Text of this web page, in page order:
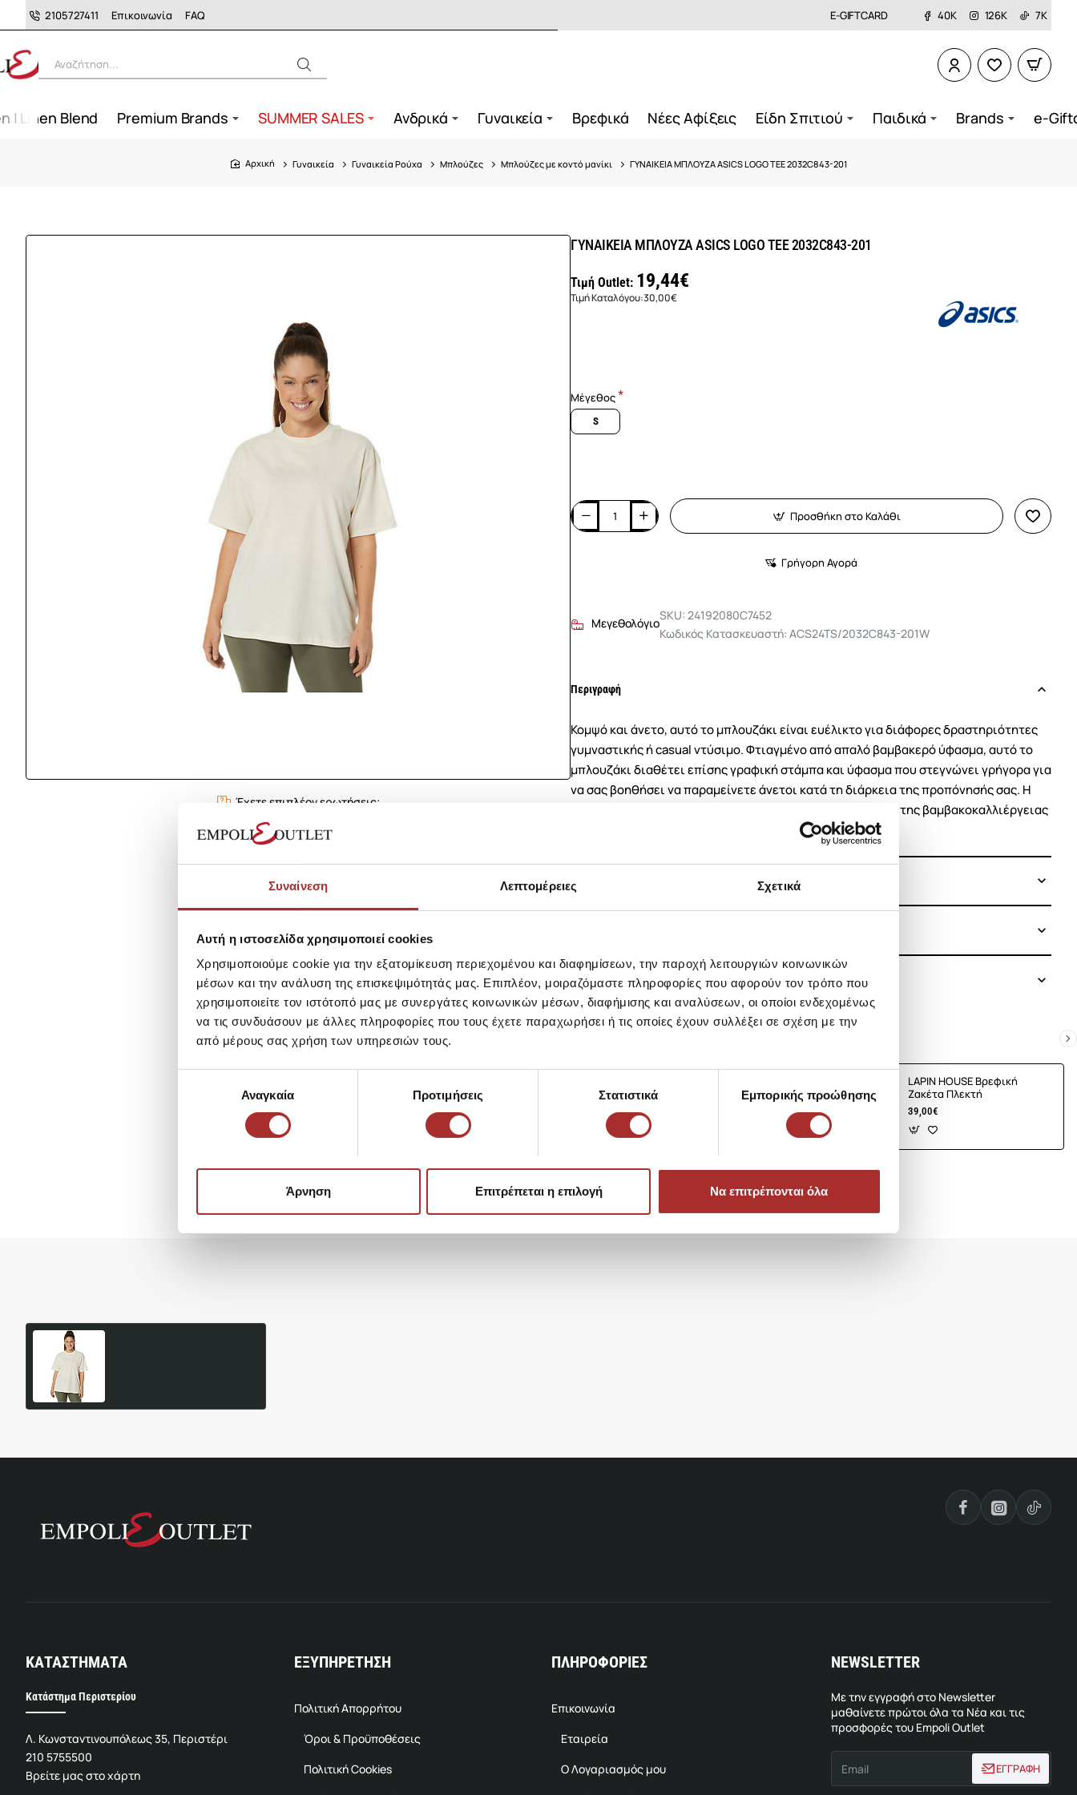
Συναίνεση Λεπτομέρειες Σχετικά
Αυτή η ιστοσελίδα χρησιμοποιεί cookies
Χρησιμοποιούμε cookie για την εξατομίκευση περιεχομένου και διαφημίσεων, την παροχή λειτουργιών κοινωνικών
μέσων και την ανάλυση της επισκεψιμότητάς μας. Επιπλέον, μοιραζόμαστε πληροφορίες που αφορούν τον τρόπο που
χρησιμοποιείτε τον ιστότοπό μας με συνεργάτες κοινωνικών μέσων, διαφήμισης και αναλύσεων, οι οποίοι ενδεχομένως
να τις συνδυάσουν με άλλες πληροφορίες που τους έχετε παραχωρήσει ή τις οποίες έχουν συλλέξει σε σχέση με την
από μέρους σας χρήση των υπηρεσιών τους.
συγκατάθεσηςΑναγκαία Προτιμήσεις Στατιστικά Εμπορικής προώθησης
Άρνηση Επιτρέπεται η επιλογή Να επιτρέπονται όλα
2105727411 Επικοινωνία FAQ E-GIFTCARD 40K 126K 7K
Αναζήτηση...
| Linen Blend Premium Brands SUMMER SALES Ανδρικά Γυναικεία Βρεφικά Νέες Αφίξεις Είδη Σπιτιού Παιδικά Brands e-
home
Γυναικεία Γυναικεία Ρούχα Μπλούζες Μπλούζες με κοντό μανίκι ΓΥΝΑΙΚΕΙΑ ΜΠΛΟΥΖΑ ASICS LOGO TEE 2032C843-201
Έχετε επιπλέον ερωτήσεις;
ΓΥΝΑΙΚΕΙΑ ΜΠΛΟΥΖΑ ASICS LOGO TEE 2032C843-201
Τιμή Outlet: 19,44€
Τιμή Καταλόγου:30,00€
Μέγεθος
S
Προσθήκη στο Καλάθι
Γρήγορη Αγορά
Μεγεθολόγιο
SKU: 24192080C7452
Κωδικός Κατασκευαστή: ACS24TS/2032C843-201W
Περιγραφή
Κομψό και άνετο, αυτό το μπλουζάκι είναι ευέλικτο για διάφορες δραστηριότητες
γυμναστικής ή casual ντύσιμο. Φτιαγμένο από απαλό βαμβακερό ύφασμα, αυτό το
μπλουζάκι διαθέτει επίσης γραφική στάμπα και ύφασμα που στεγνώνει γρήγορα για
να σας βοηθήσει να παραμείνετε άνετοι κατά τη διάρκεια της προπόνησής σας. Η
ASICS συνεργάζεται με την Better Cotton για τη βελτίωση της βαμβακοκαλλιέργειας
Σύνθεση
Επιστροφές Προϊόντων
Ζακέτα Πλεκτή
LAPIN HOUSE Βρεφική
Ζακέτα Πλεκτή
39,00€
ΚΑΤΑΣΤΗΜΑΤΑ
Κατάστημα Περιστερίου
Λ. Κωνσταντινουπόλεως 35, Περιστέρι
210 5755500
Βρείτε μας στο χάρτη
ΕΞΥΠΗΡΕΤΗΣΗ
Πολιτική Απορρήτου
Όροι & Προϋποθέσεις
Πολιτική Cookies
ΠΛΗΡΟΦΟΡΙΕΣ
Επικοινωνία
Εταιρεία
Ο Λογαριασμός μου
NEWSLETTER
Με την εγγραφή στο Newsletter
μαθαίνετε πρώτοι όλα τα Νέα και τις
προσφορές του Empoli Outlet
Email
ΕΓΓΡΑΦΗ